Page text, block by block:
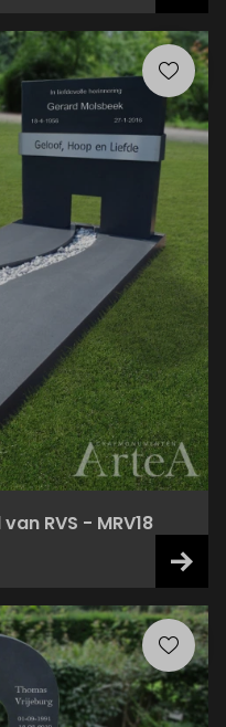
RVS - MRV18